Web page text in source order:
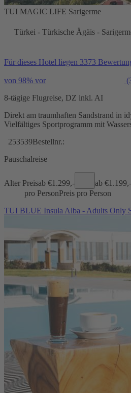
TUI MAGIC LIFE Sarigerme
Türkei - Türkische Ägäis -
Für dieses Hotel liegen 3373
von 98% vor
8-tägige Flugreise, DZ inkl. AI
Direkt am traumhaften Sandstrand in
Vielfältiges Sportprogramm mit
253539Bestellnr.:
Pauschalreise
Alter Preisab €1.299,- ab €1.199,-
pro PersonPreis pro Person
TUI BLUE Insula Alba - Adults Only